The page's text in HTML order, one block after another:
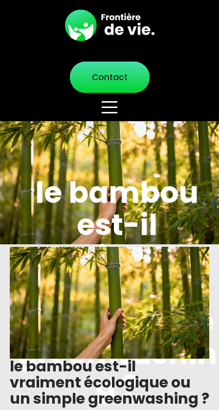
Contact
le bambou
est-il
vraiment
écologique
ou un simple
greenwashin
g ?
le bambou est-il
vraiment écologique ou
un simple greenwashing ?